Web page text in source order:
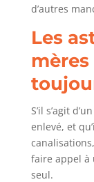
d’autres
Les
S’il s’agit
enlevé, et
faire appel à
seul.